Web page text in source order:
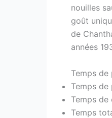
nouilles
goût
de
années
Temps de
Temps
Temps de
Temps